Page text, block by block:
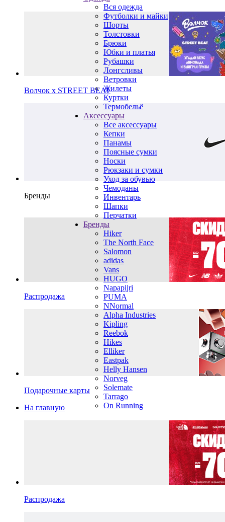
Вся одежда
Футболки и майки
Шорты
Толстовки
Брюки
Юбки и платья
Рубашки
Лонгсливы
Ветровки
Жилеты
Куртки
Термобельё
Аксессуары
Все аксессуары
Кепки
Панамы
Поясные сумки
Носки
Рюкзаки и сумки
Уход за обувью
Чемоданы
Инвентарь
Шапки
Перчатки
Бренды
Hiker
The North Face
Salomon
adidas
Vans
HUGO
Napapijri
PUMA
NNormal
Alpha Industries
Kipling
Reebok
Hikes
Elliker
Eastpak
Helly Hansen
Norveg
Solemate
Tarrago
On Running
Волчок х STREET BEAT
Бренды
Распродажа
Подарочные карты
На главную
Распродажа